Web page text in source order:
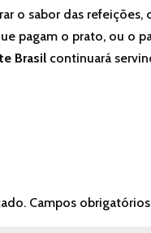
o sabor das
pagam o prato, ou o
Brasil continuará
Campos